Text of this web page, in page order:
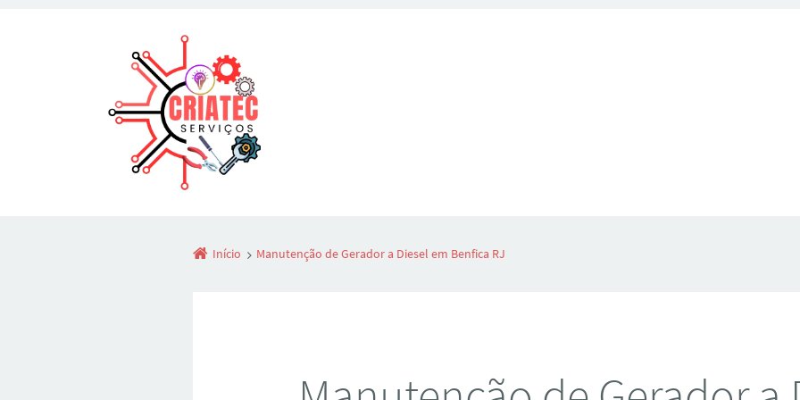
Início Manutenção de Gerador a Diesel em Benfica RJ